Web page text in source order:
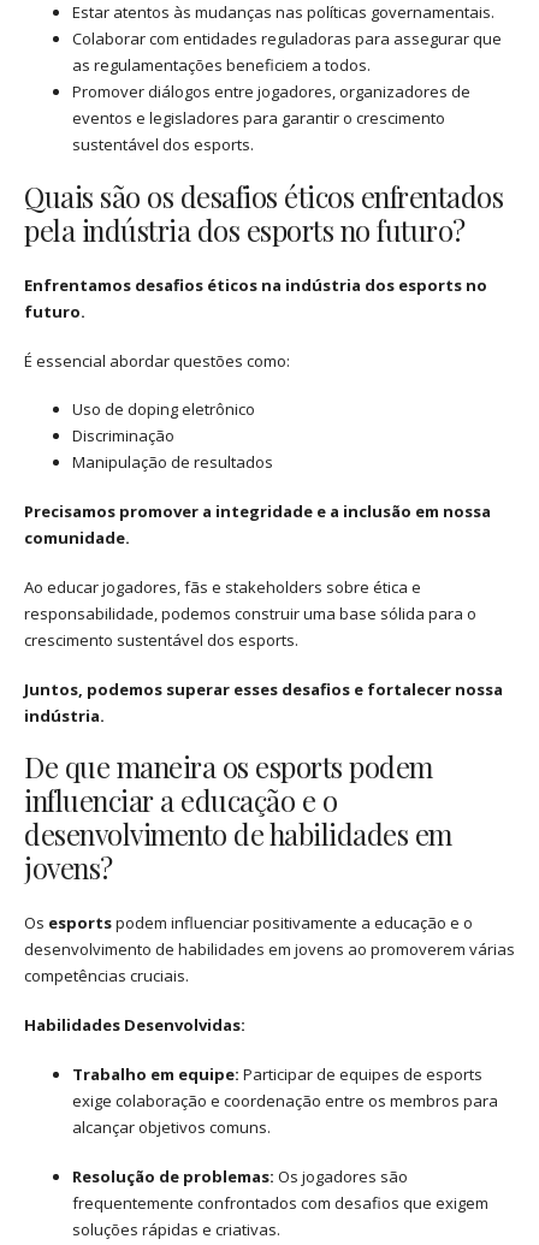
Estar atentos às mudanças nas políticas governamentais.
Colaborar com entidades reguladoras para assegurar que
as regulamentações beneficiem a todos.
Promover diálogos entre jogadores, organizadores de
eventos e legisladores para garantir o crescimento
sustentável dos esports.
Quais são os desafios éticos enfrentados
pela indústria dos esports no futuro?
Enfrentamos desafios éticos na indústria dos esports no
futuro.
É essencial abordar questões como:
Uso de doping eletrônico
Discriminação
Manipulação de resultados
Precisamos promover a integridade e a inclusão em nossa
comunidade.
Ao educar jogadores, fãs e stakeholders sobre ética e
responsabilidade, podemos construir uma base sólida para o
crescimento sustentável dos esports.
Juntos, podemos superar esses desafios e fortalecer nossa
indústria.
De que maneira os esports podem
influenciar a educação e o
desenvolvimento de habilidades em
jovens?
Os esportspodem influenciar positivamente a educação e o
desenvolvimento de habilidades em jovens ao promoverem várias
competências cruciais.
Habilidades Desenvolvidas:
Trabalho em equipe: Participar de equipes de esports
exige colaboração e coordenação entre os membros para
alcançar objetivos comuns.
Resolução de problemas: Os jogadores são
frequentemente confrontados com desafios que exigem
soluções rápidas e criativas.